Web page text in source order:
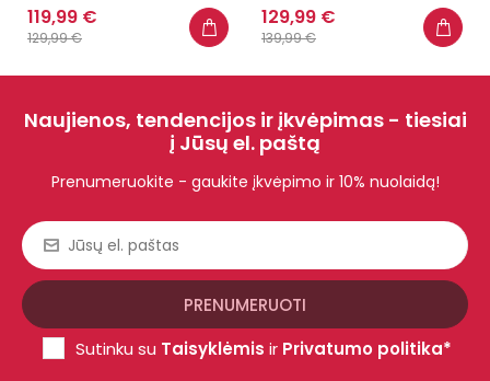
119,99 €
129,99 €
129,99 €
139,99 €
Naujienos, tendencijos ir įkvėpimas - tiesiai
į Jūsų el. paštą
Prenumeruokite - gaukite įkvėpimo ir 10% nuolaidą!
Sutinku su Taisyklėmis ir Privatumo politika*